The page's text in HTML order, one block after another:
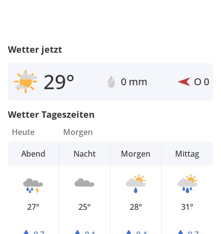
Wetter jetzt
29° 0 mm O 0
Wetter Tageszeiten
Heute
Abend
27°
Morgen
Nacht
25°
Morgen
28°
Mittag
31°